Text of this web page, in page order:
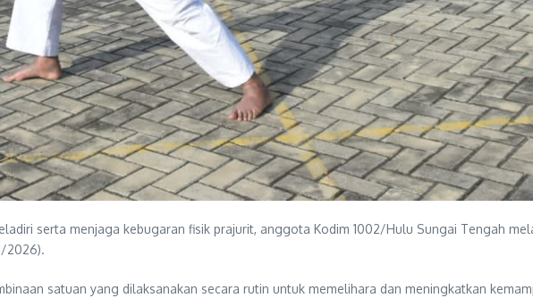
serta menjaga kebugaran fisik prajurit, anggota Kodim 1002/Hulu Sungai Tengah
2026).
satuan yang dilaksanakan secara rutin untuk memelihara dan meningkatkan